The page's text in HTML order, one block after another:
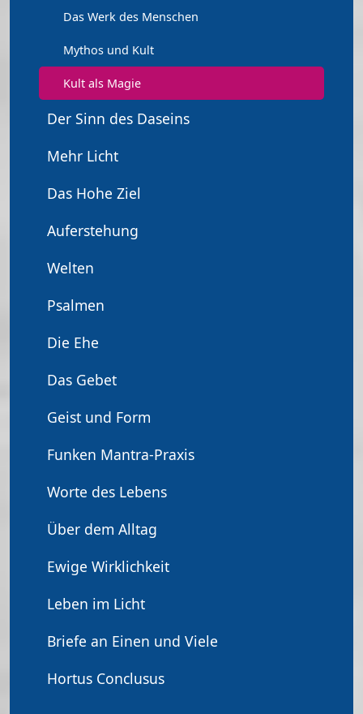
Das Werk des Menschen
Mythos und Kult
Kult als Magie
Der Sinn des Daseins
Mehr Licht
Das Hohe Ziel
Auferstehung
Welten
Psalmen
Die Ehe
Das Gebet
Geist und Form
Funken Mantra-Praxis
Worte des Lebens
Über dem Alltag
Ewige Wirklichkeit
Leben im Licht
Briefe an Einen und Viele
Hortus Conclusus